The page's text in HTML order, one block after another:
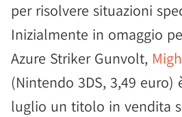
per risolvere situazioni
Inizialmente in omaggio
Azure Striker Gunvolt,
(Nintendo 3DS, 3,49
luglio un titolo in vendita